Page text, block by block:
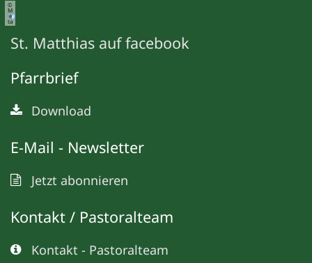
©
M
e
ta
St. Matthias auf facebook
Pfarrbrief
Download
E-Mail - Newsletter
Jetzt abonnieren
Kontakt / Pastoralteam
Kontakt - Pastoralteam